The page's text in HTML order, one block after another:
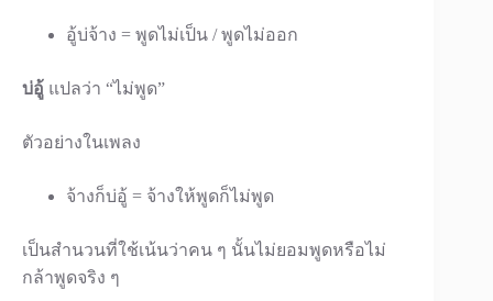
อู้บ่จ้าง = พูดไม่เป็น / พูดไม่ออก
บ่อู้ แปลว่า “ไม่พูด”
ตัวอย่างในเพลง
จ้างก็บ่อู้ = จ้างให้พูดก็ไม่พูด
เป็นสำนวนที่ใช้เน้นว่าคน ๆ นั้นไม่ยอมพูดหรือไม่
กล้าพูดจริง ๆ